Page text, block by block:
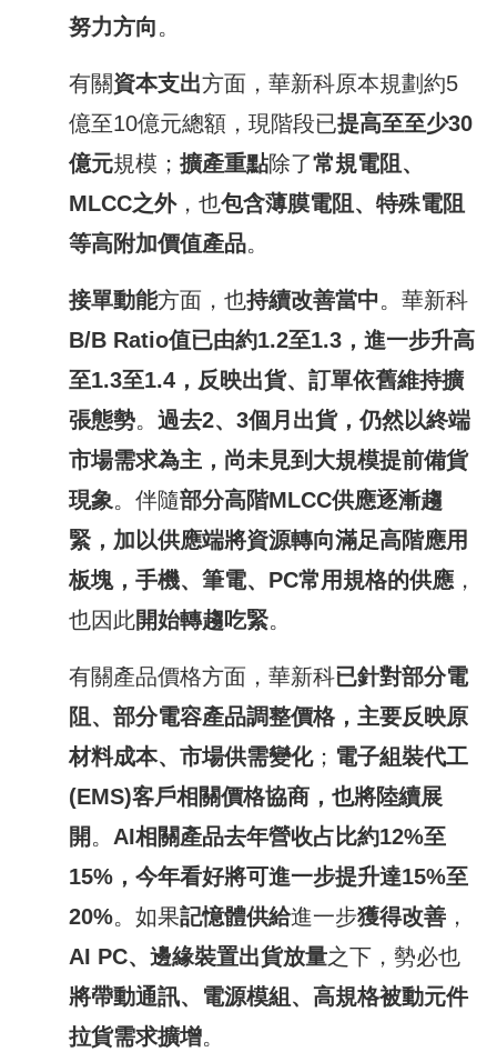
努力方向。
有關資本支出方面，華新科原本規劃約5
億至10億元總額，現階段已提高至至少30
億元規模；擴產重點除了常規電阻、
MLCC之外，也包含薄膜電阻、特殊電阻
等高附加價值產品。
接單動能方面，也持續改善當中。華新科
B/B Ratio值已由約1.2至1.3 ，進一步升高
至1.3至1.4 ，反映出貨、訂單依舊維持擴
張態勢。過去2、3個月出貨，仍然以終端
市場需求為主，尚未見到大規模提前備貨
現象。伴隨部分高階MLCC供應逐漸趨
緊，加以供應端將資源轉向滿足高階應用
板塊，手機、筆電、 PC常用規格的供應 ，
也因此開始轉趨吃緊。
有關產品價格方面，華新科已針對部分電
阻、部分電容產品調整價格，主要反映原
材料成本、市場供需變化； 電子組裝代工
(EMS)客戶相關價格協商，也將陸續展
開 。 AI相關產品去年營收占比約12%至
15% ，今年看好將可進一步提升達15%至
20%。如果記憶體供給進一步獲得改善 ，
AI PC、邊緣裝置出貨放量之下，勢必也
將帶動通訊、電源模組、高規格被動元件
拉貨需求擴增。